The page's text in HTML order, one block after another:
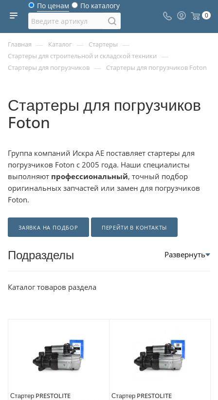
По ценам По каталогу
0
Главная — Каталог — Стартеры —
Стартеры для строительной и складской техники —
Стартеры для погрузчиков — Стартеры для погрузчиков Foton
Стартеры для погрузчиков
Foton
Группа компаний Искра АЕ поставляет стартеры для
погрузчиков Foton с 2005 года. Наши специалисты
выполняют профессиональный, точный подбор
оригинальных запчастей или замен для погрузчиков
Foton.
ЗАЯВКА НА ПОДБОР ПЕРЕЙТИ В КОНТАКТЫ
Подразделы
Каталог товаров раздела
Стартер PRESTOLITE
Стартер PRESTOLITE